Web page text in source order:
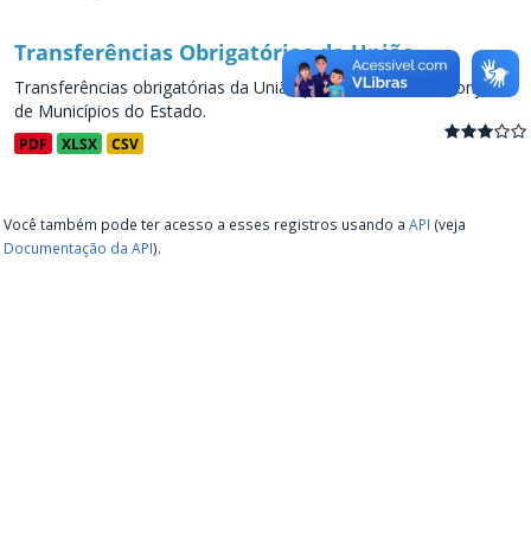
Transferências Obrigatórias da União
Transferências obrigatórias da União para os Estados e conjunto
de Municípios do Estado.
PDF XLSX CSV
Você também pode ter acesso a esses registros usando a API (veja
Documentação da API).